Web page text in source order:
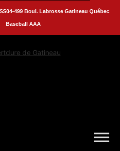
SS04-499 Boul. Labrosse Gatineau Québec
Baseball AAA